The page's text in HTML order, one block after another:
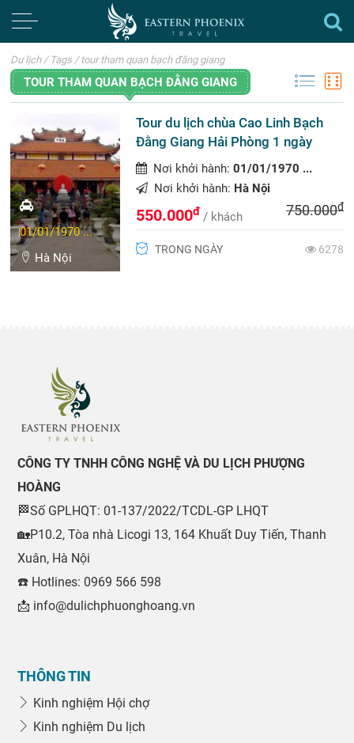
Du lịch / Tags / tour tham quan bạch đằng giang
TOUR THAM QUAN BẠCH ĐẰNG GIANG
01/01/1970 ...
Hà Nội
Tour du lịch chùa Cao Linh Bạch
Đằng Giang Hải Phòng 1 ngày
Nơi khởi hành:01/01/1970 ...
Nơi khởi hành: Hà Nội
550.000đ / khách 750.000đ
TRONG NGÀY 6278
CÔNG TY TNHH CÔNG NGHỆ VÀ DU LỊCH PHƯỢNG
HOÀNG
🏁Số GPLHQT: 01-137/2022/TCDL-GP LHQT
🏡P10.2, Tòa nhà Licogi 13, 164 Khuất Duy Tiến, Thanh
Xuân, Hà Nội
☎️ Hotlines: 0969 566 598
📩 info@dulichphuonghoang.vn
THÔNG TIN
Kinh nghiệm Hội chợ
Kinh nghiệm Du lịch